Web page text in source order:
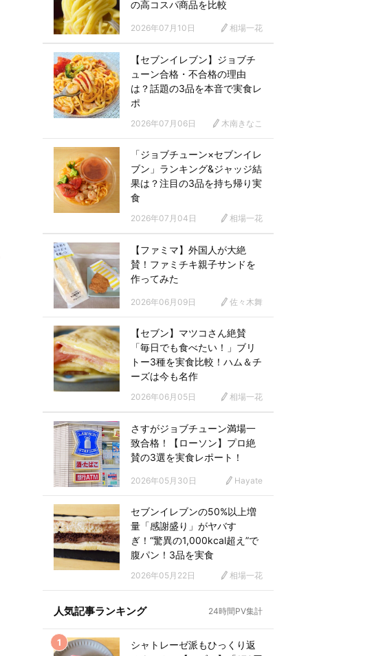
の高コスパ商品を比較
2026年07月10日 相場一花
【セブンイレブン】ジョブチ
ューン合格・不合格の理由
は？話題の3品を本音で実食レ
ポ
2026年07月06日 木南きなこ
「ジョブチューン×セブンイレ
ブン」ランキング&ジャッジ結
果は？注目の3品を持ち帰り実
食
2026年07月04日 相場一花
【ファミマ】外国人が大絶
賛！ファミチキ親子サンドを
作ってみた
2026年06月09日 佐々木舞
【セブン】マツコさん絶賛
「毎日でも食べたい！」ブリ
トー3種を実食比較！ハム＆チ
ーズは今も名作
2026年06月05日 相場一花
さすがジョブチューン満場一
致合格！【ローソン】プロ絶
賛の3選を実食レポート！
2026年05月30日 Hayate
セブンイレブンの50%以上増
量「感謝盛り」がヤバす
ぎ！“驚異の1,000kcal超え”で
腹パン！3品を実食
2026年05月22日 相場一花
人気記事ランキング 24時間PV集計
シャトレーゼ派もひっくり返